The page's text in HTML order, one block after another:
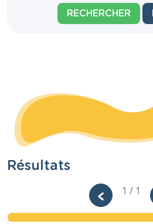
RECHERCHER
Résultats
1 / 1